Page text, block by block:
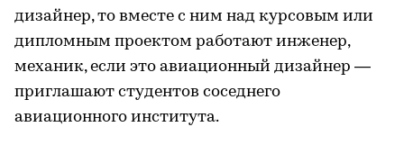
дизайнер, то вместе с ним над курсовым или
дипломным проектом работают инженер,
механик, если это авиационный дизайнер —
приглашают студентов соседнего
авиационного института.